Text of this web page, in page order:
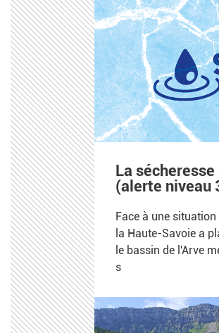
La
(alerte niveau
Face à une
la Haute-Savoie a
le bassin de l'Arve
s